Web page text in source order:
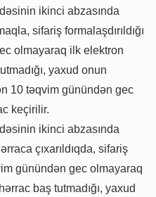
ikinci abzasında
sifariş formalaşdırıldığı
olmayaraq ilk elektron
yaxud onun
10 təqvim günündən gec
keçirilir.
ikinci abzasında
çıxarıldıqda, sifariş
günündən gec olmayaraq
baş tutmadığı, yaxud